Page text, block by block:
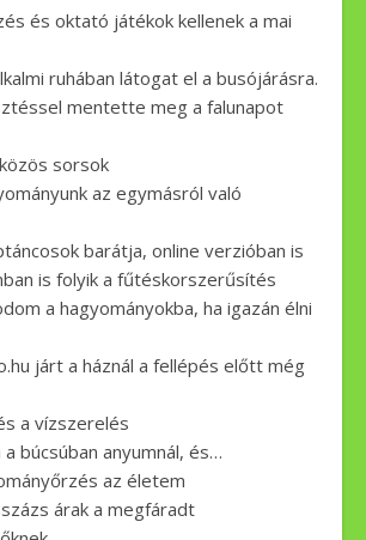
és oktató játékok kellenek a mai
ruhában látogat el a busójárásra.
mentette meg a falunapot
sorsok
az egymásról való
barátja, online verzióban is
is folyik a fűtéskorszerűsítés
a hagyományokba, ha igazán élni
járt a háznál a fellépés előtt még
a vízszerelés
búcsúban anyumnál, és…
az életem
árak a megfáradt